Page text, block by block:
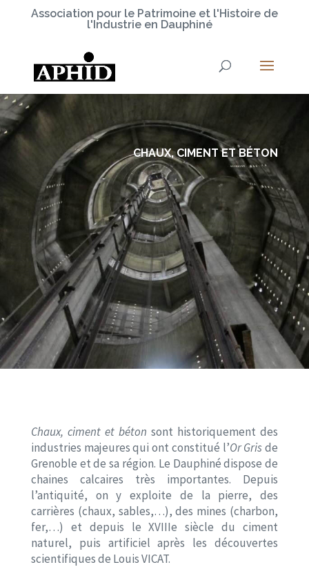
Association pour le Patrimoine et l'Histoire de
l'Industrie en Dauphiné
CHAUX, CIMENT ET BÉTON
Chaux, ciment et bétonsont historiquement des
industries majeures qui ont constitué l’Or Grisde
Grenoble et de sa région. Le Dauphiné dispose de
chaines calcaires très importantes. Depuis
l’antiquité, on y exploite de la pierre, des
carrières (chaux, sables,…), des mines (charbon,
fer,…) et depuis le XVIIIe siècle du ciment
naturel, puis artificiel après les découvertes
scientifiques de Louis VICAT.